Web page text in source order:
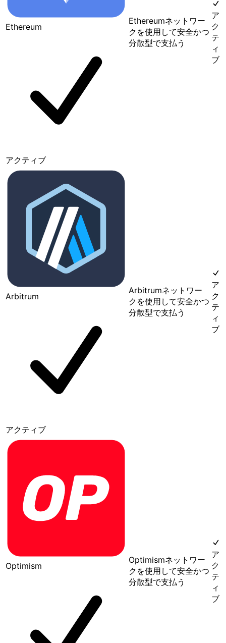
Ethereum
アクティブ
Ethereumネットワー
クを使用して安全かつ
分散型で支払う
ア
ク
テ
ィ
ブ
Arbitrum
アクティブ
Arbitrumネットワー
クを使用して安全かつ
分散型で支払う
ア
ク
テ
ィ
ブ
Optimism
Optimismネットワー
クを使用して安全かつ
分散型で支払う
ア
ク
テ
ィ
ブ